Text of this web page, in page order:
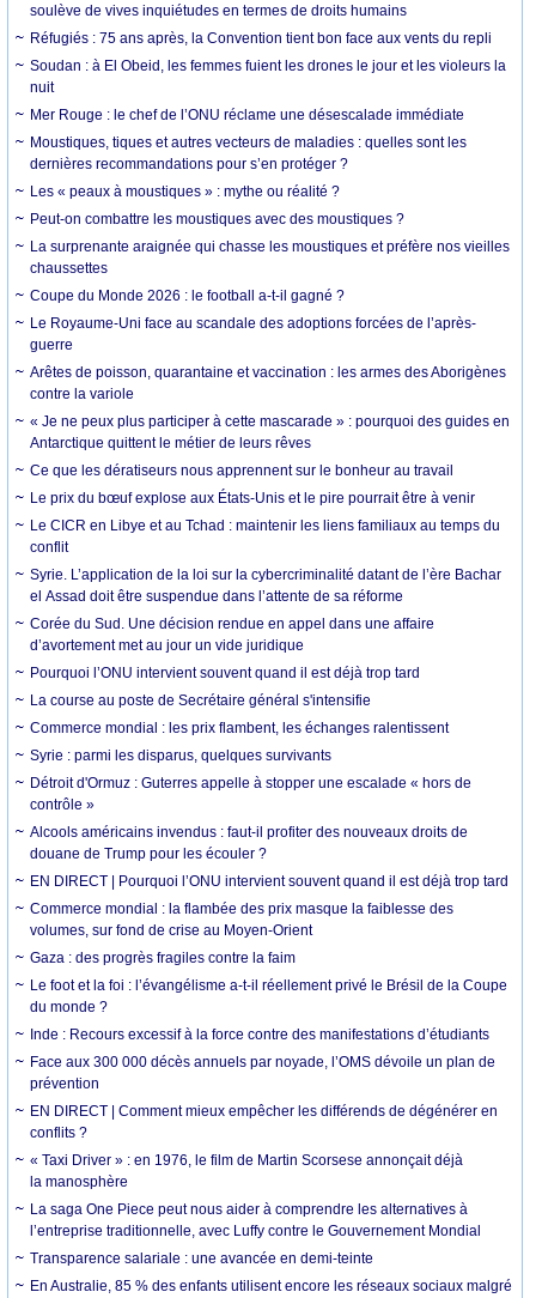
soulève de vives inquiétudes en termes de droits humains
Réfugiés : 75 ans après, la Convention tient bon face aux vents du repli
Soudan : à El Obeid, les femmes fuient les drones le jour et les violeurs la
nuit
Mer Rouge : le chef de l’ONU réclame une désescalade immédiate
Moustiques, tiques et autres vecteurs de maladies : quelles sont les
dernières recommandations pour s’en protéger ?
Les « peaux à moustiques » : mythe ou réalité ?
Peut-on combattre les moustiques avec des moustiques ?
La surprenante araignée qui chasse les moustiques et préfère nos vieilles
chaussettes
Coupe du Monde 2026 : le football a-t-il gagné ?
Le Royaume-Uni face au scandale des adoptions forcées de l’après-
guerre
Arêtes de poisson, quarantaine et vaccination : les armes des Aborigènes
contre la variole
« Je ne peux plus participer à cette mascarade » : pourquoi des guides en
Antarctique quittent le métier de leurs rêves
Ce que les dératiseurs nous apprennent sur le bonheur au travail
Le prix du bœuf explose aux États-Unis et le pire pourrait être à venir
Le CICR en Libye et au Tchad : maintenir les liens familiaux au temps du
conflit
Syrie. L’application de la loi sur la cybercriminalité datant de l’ère Bachar
el Assad doit être suspendue dans l’attente de sa réforme
Corée du Sud. Une décision rendue en appel dans une affaire
d’avortement met au jour un vide juridique
Pourquoi l’ONU intervient souvent quand il est déjà trop tard
La course au poste de Secrétaire général s'intensifie
Commerce mondial : les prix flambent, les échanges ralentissent
Syrie : parmi les disparus, quelques survivants
Détroit d'Ormuz : Guterres appelle à stopper une escalade « hors de
contrôle »
Alcools américains invendus : faut-il profiter des nouveaux droits de
douane de Trump pour les écouler ?
EN DIRECT | Pourquoi l’ONU intervient souvent quand il est déjà trop tard
Commerce mondial : la flambée des prix masque la faiblesse des
volumes, sur fond de crise au Moyen-Orient
Gaza : des progrès fragiles contre la faim
Le foot et la foi : l’évangélisme a-t-il réellement privé le Brésil de la Coupe
du monde ?
Inde : Recours excessif à la force contre des manifestations d’étudiants
Face aux 300 000 décès annuels par noyade, l’OMS dévoile un plan de
prévention
EN DIRECT | Comment mieux empêcher les différends de dégénérer en
conflits ?
« Taxi Driver » : en 1976, le film de Martin Scorsese annonçait déjà
la manosphère
La saga One Piece peut nous aider à comprendre les alternatives à
l’entreprise traditionnelle, avec Luffy contre le Gouvernement Mondial
Transparence salariale : une avancée en demi-teinte
En Australie, 85 % des enfants utilisent encore les réseaux sociaux malgré